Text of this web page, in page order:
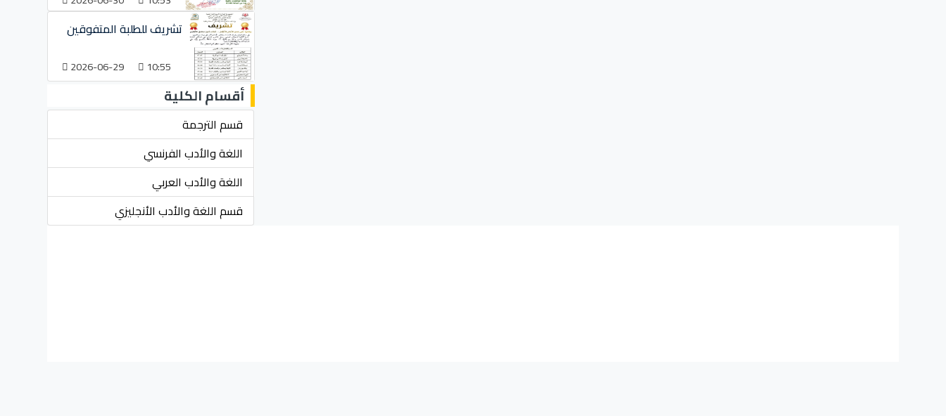
تشريف للطلبة المتفوقين
10:55
2026-06-29
أقسام الكلية
قسم الترجمة
اللغة والأدب الفرنسي
اللغة والأدب العربي
قسم اللغة والأدب الأنجليزي